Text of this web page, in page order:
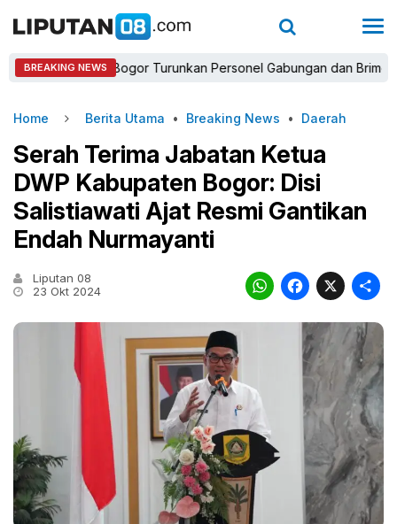
BREAKING NEWS
Kapolres Bogor Turunkan Personel Gabungan dan Brimob,
Home Berita Utama • Breaking News • Daerah
Serah Terima Jabatan Ketua
DWP Kabupaten Bogor: Disi
Salistiawati Ajat Resmi Gantikan
Endah Nurmayanti
Liputan 08
23 Okt 2024
X